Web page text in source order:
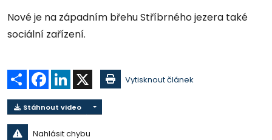
Nové je na západním břehu Stříbrného jezera také
sociální zařízení.
Sdílet Facebook
LinkedIn Vytisknout článek
Stáhnout video
Nahlásit chybu